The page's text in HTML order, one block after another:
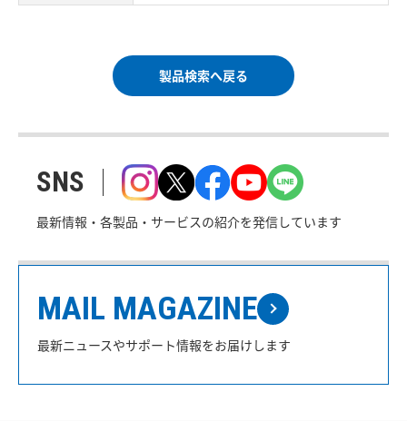
製品検索へ戻る
SNS
最新情報・各製品・サービスの紹介を発信しています
MAIL MAGAZINE
最新ニュースやサポート情報をお届けします